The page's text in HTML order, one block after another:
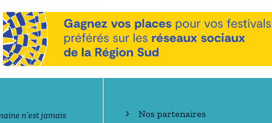
n’est jamais
En savoir +
Nos partenaires